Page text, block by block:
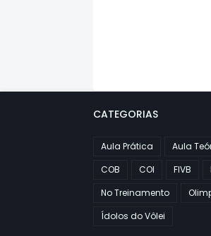
CATEGORIAS
Aula Prática Aula
COB
COI FIVB
No Treinamento
Ídolos do Vôlei